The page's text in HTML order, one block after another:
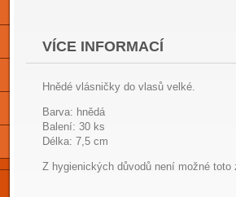
VÍCE INFORMACÍ
Hnědé vlásničky do vlasů velké.
Barva: hnědá
Balení: 30 ks
Délka: 7,5 cm
Z hygienických důvodů není možné